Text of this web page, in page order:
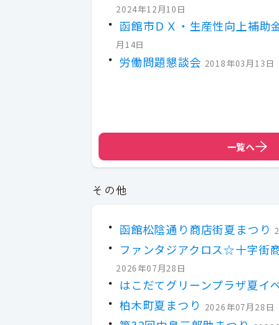
2024年12月10日
函館市ＤＸ・生産性向上補助
月14日
労働問題懇談会 2018年03月13日
一覧へ
その他
函館松陰通り商店街夏まつり
ファンタジアクロス☆十字街
2026年07月28日
はこだてグリーンプラザ夏イ
柏木町夏まつり 2026年07月28日